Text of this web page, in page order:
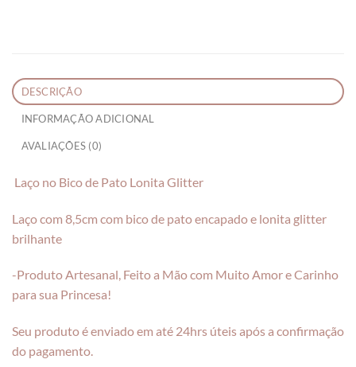
DESCRIÇÃO
INFORMAÇÃO ADICIONAL
AVALIAÇÕES (0)
Laço no Bico de Pato Lonita Glitter
Laço com 8,5cm com bico de pato encapado e lonita glitter
brilhante
-Produto Artesanal, Feito a Mão com Muito Amor e Carinho
para sua Princesa!
Seu produto é enviado em até 24hrs úteis após a confirmação
do pagamento.